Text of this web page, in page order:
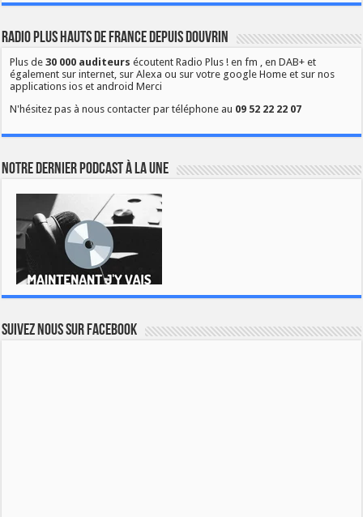
Radio Plus Hauts de France depuis Douvrin
Plus de30 000 auditeurs écoutent Radio Plus ! en fm , en DAB+ et
également sur internet, sur Alexa ou sur votre google Home et sur nos
applications ios et android Merci
N'hésitez pas à nous contacter par téléphone au 09 52 22 22 07
Notre dernier podcast à la une
Suivez nous sur Facebook